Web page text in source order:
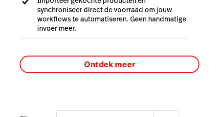
synchroniseer direct de voorraad om jouw
workflows te automatiseren. Geen handmatige
invoer meer.
Ontdek meer